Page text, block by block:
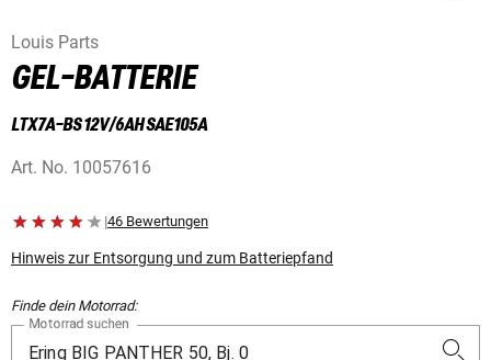
Louis Parts
GEL-BATTERIE
LTX7A-BS 12V/6AH SAE105A
Art. No. 10057616
|46 Bewertungen
Hinweis zur Entsorgung und zum Batteriepfand
Finde dein Motorrad:
Motorrad suchen